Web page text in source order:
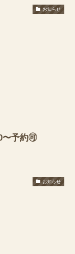
お知らせ
〜予約🉑
お知らせ